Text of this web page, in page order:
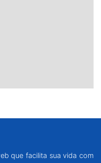
que facilita sua vida com